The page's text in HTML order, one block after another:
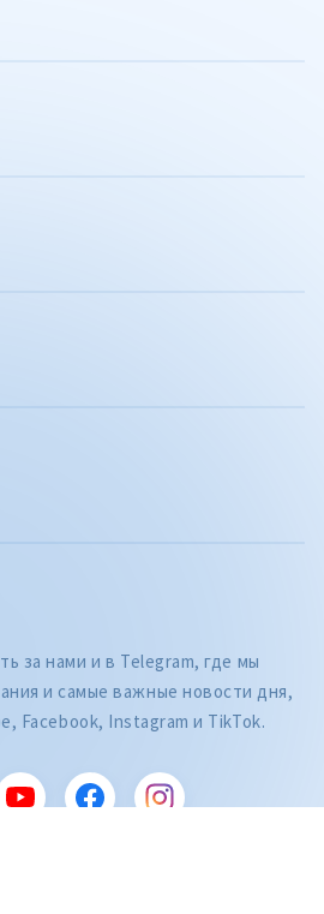
за нами и в Telegram, где мы
и самые важные новости дня,
Facebook, Instagram и TikTok.